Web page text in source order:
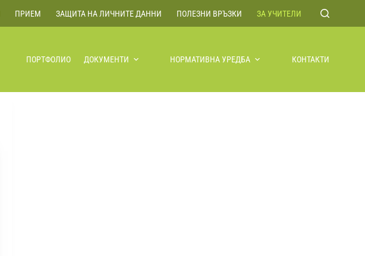
ПРИЕМ ЗАЩИТА НА ЛИЧНИТЕ ДАННИ ПОЛЕЗНИ ВРЪЗКИ ЗА УЧИТЕЛИ
ПОРТФОЛИО ДОКУМЕНТИ НОРМАТИВНА УРЕДБА КОНТАКТИ